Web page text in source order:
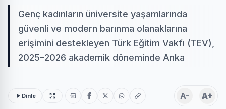
Genç kadınların üniversite yaşamlarında
güvenli ve modern barınma olanaklarına
erişimini destekleyen Türk Eğitim Vakfı (TEV),
2025–2026 akademik döneminde Anka
Dinle A- A+